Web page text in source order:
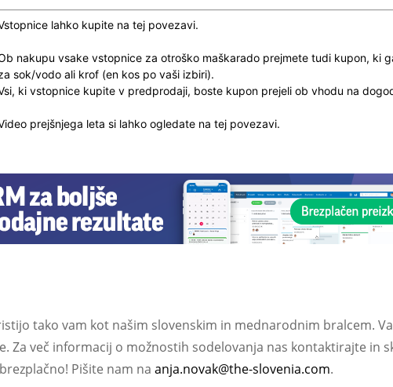
lahko kupite na tej povezavi.
nakupu vsake vstopnice za otroško maškarado prejmete tudi kupon, ki
sok/vodo ali krof (en kos po vaši izbiri).
ki vstopnice kupite v predprodaji, boste kupon prejeli ob vhodu na
prejšnjega leta si lahko ogledate na tej povezavi.
tako vam kot našim slovenskim in mednarodnim bralcem.
Za več informacij o možnostih sodelovanja nas kontaktirajte in
Pišite nam na anja.novak@the-slovenia.com.